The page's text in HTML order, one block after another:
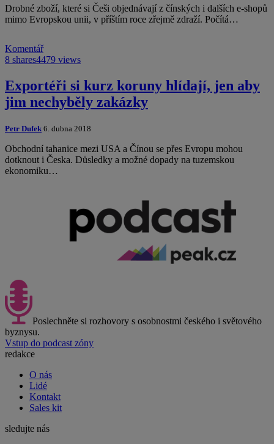
Drobné zboží, které si Češi objednávají z čínských i dalších e-shopů
mimo Evropskou unii, v příštím roce zřejmě zdraží. Počítá…
Komentář
8 shares4479 views
Exportéři si kurz koruny hlídají, jen aby
jim nechyběly zakázky
Petr Dufek 6. dubna 2018
Obchodní tahanice mezi USA a Čínou se přes Evropu mohou
dotknout i Česka. Důsledky a možné dopady na tuzemskou
ekonomiku…
Poslechněte si rozhovory s osobnostmi českého i světového
byznysu.
Vstup do podcast zóny
redakce
O nás
Lidé
Kontakt
Sales kit
sledujte nás